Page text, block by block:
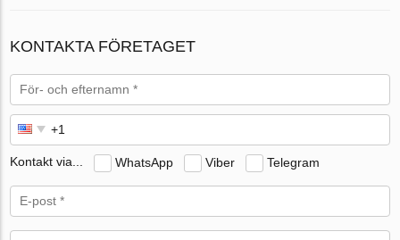
KONTAKTA FÖRETAGET
Kontakt via... WhatsApp Viber Telegram